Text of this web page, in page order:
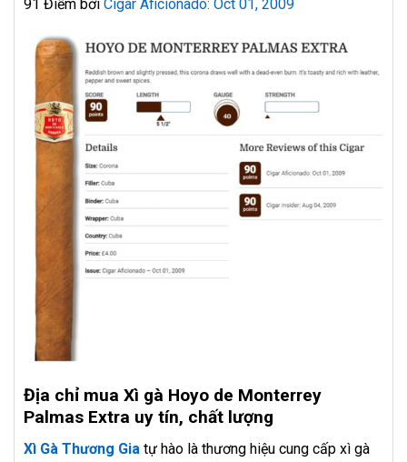
91 Điểm bởi Cigar Aficionado: Oct 01, 2009
Địa chỉ mua Xì gà Hoyo de Monterrey
Palmas Extra uy tín, chất lượng
Xì Gà Thương Gia tự hào là thương hiệu cung cấp xì gà